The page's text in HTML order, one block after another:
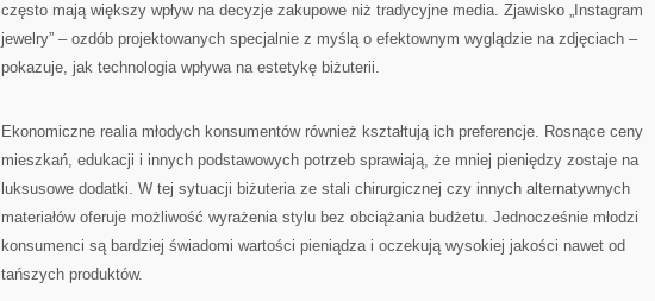
często mają większy wpływ na decyzje zakupowe niż tradycyjne media. Zjawisko „Instagram
jewelry” – ozdób projektowanych specjalnie z myślą o efektownym wyglądzie na zdjęciach –
pokazuje, jak technologia wpływa na estetykę biżuterii.
Ekonomiczne realia młodych konsumentów również kształtują ich preferencje. Rosnące ceny
mieszkań, edukacji i innych podstawowych potrzeb sprawiają, że mniej pieniędzy zostaje na
luksusowe dodatki. W tej sytuacji biżuteria ze stali chirurgicznej czy innych alternatywnych
materiałów oferuje możliwość wyrażenia stylu bez obciążania budżetu. Jednocześnie młodzi
konsumenci są bardziej świadomi wartości pieniądza i oczekują wysokiej jakości nawet od
tańszych produktów.